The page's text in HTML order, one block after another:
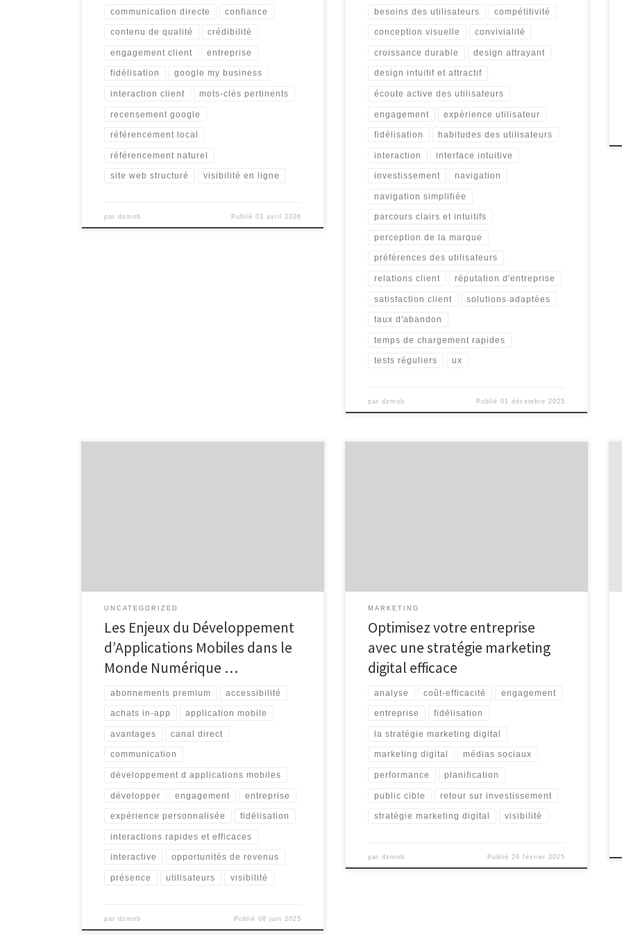
communication directe confiance
contenu de qualité crédibilité
engagement client entreprise
fidélisation google my business
interaction client mots-clés pertinents
recensement google
référencement local
référencement naturel
site web structuré visibilité en ligne
pardzmob Publié 03 avril 2026
besoins des utilisateurs compétitivité
conception visuelle convivialité
croissance durable design attrayant
design intuitif et attractif
écoute active des utilisateurs
engagement expérience utilisateur
fidélisation habitudes des utilisateurs
interaction interface intuitive
investissement navigation
navigation simplifiée
parcours clairs et intuitifs
perception de la marque
préférences des utilisateurs
relations client réputation d'entreprise
satisfaction client solutions adaptées
taux d'abandon
temps de chargement rapides
tests réguliers ux
pardzmob Publié 01 décembre 2025
UNCATEGORIZED
Les Enjeux du Développement
d’Applications Mobiles dans le
Monde Numérique …
abonnements premium accessibilité
achats in-app application mobile
avantages canal direct
communication
développement d applications mobiles
développer engagement entreprise
expérience personnalisée fidélisation
interactions rapides et efficaces
interactive opportunités de revenus
présence utilisateurs visibilité
pardzmob Publié 08 juin 2025
MARKETING
Optimisez votre entreprise
avec une stratégie marketing
digital efficace
analyse coût-efficacité engagement
entreprise fidélisation
la stratégie marketing digital
marketing digital médias sociaux
performance planification
public cible retour sur investissement
stratégie marketing digital visibilité
pardzmob Publié 26 février 2025